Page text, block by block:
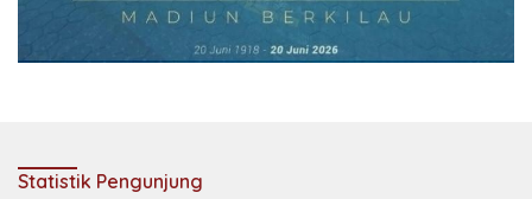
Statistik Pengunjung